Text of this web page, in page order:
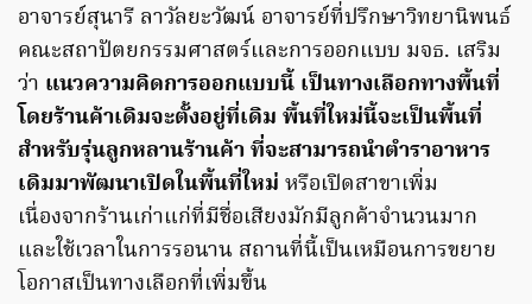
อาจารย์สุนารี ลาวัลยะวัฒน์ อาจารย์ที่ปรึกษาวิทยานิพนธ์
คณะสถาปัตยกรรมศาสตร์และการออกแบบ มจธ. เสริม
ว่า แนวความคิดการออกแบบนี้ เป็นทางเลือกทางพื้นที่
โดยร้านค้าเดิมจะตั้งอยู่ที่เดิม พื้นที่ใหม่นี้จะเป็นพื้นที่
สำหรับรุ่นลูกหลานร้านค้า ที่จะสามารถนำตำราอาหาร
เดิมมาพัฒนาเปิดในพื้นที่ใหม่ หรือเปิดสาขาเพิ่ม
เนื่องจากร้านเก่าแก่ที่มีชื่อเสียงมักมีลูกค้าจำนวนมาก
และใช้เวลาในการรอนาน สถานที่นี้เป็นเหมือนการขยาย
โอกาสเป็นทางเลือกที่เพิ่มขึ้น